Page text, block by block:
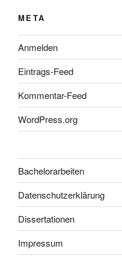
META
Anmelden
Eintrags-Feed
Kommentar-Feed
WordPress.org
Bachelorarbeiten
Datenschutzerklärung
Dissertationen
Impressum